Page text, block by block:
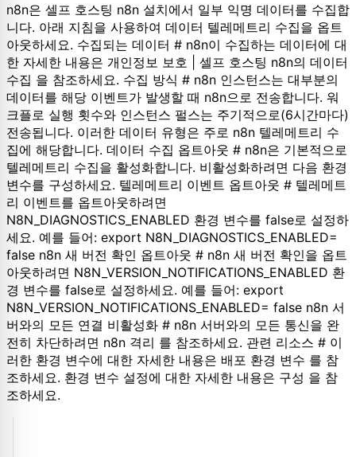
n8n은 셀프 호스팅 n8n 설치에서 일부 익명 데이터를 수집합
니다. 아래 지침을 사용하여 데이터 텔레메트리 수집을 옵트
아웃하세요. 수집되는 데이터 # n8n이 수집하는 데이터에 대
한 자세한 내용은 개인정보 보호 | 셀프 호스팅 n8n의 데이터
수집 을 참조하세요. 수집 방식 # n8n 인스턴스는 대부분의
데이터를 해당 이벤트가 발생할 때 n8n으로 전송합니다. 워
크플로 실행 횟수와 인스턴스 펄스는 주기적으로(6시간마다)
전송됩니다. 이러한 데이터 유형은 주로 n8n 텔레메트리 수
집에 해당합니다. 데이터 수집 옵트아웃 # n8n은 기본적으로
텔레메트리 수집을 활성화합니다. 비활성화하려면 다음 환경
변수를 구성하세요. 텔레메트리 이벤트 옵트아웃 # 텔레메트
리 이벤트를 옵트아웃하려면
N8N_DIAGNOSTICS_ENABLED 환경 변수를 false로 설정하
세요. 예를 들어: export N8N_DIAGNOSTICS_ENABLED=
false n8n 새 버전 확인 옵트아웃 # n8n 새 버전 확인을 옵트
아웃하려면 N8N_VERSION_NOTIFICATIONS_ENABLED 환
경 변수를 false로 설정하세요. 예를 들어: export
N8N_VERSION_NOTIFICATIONS_ENABLED= false n8n 서
버와의 모든 연결 비활성화 # n8n 서버와의 모든 통신을 완
전히 차단하려면 n8n 격리 를 참조하세요. 관련 리소스 # 이
러한 환경 변수에 대한 자세한 내용은 배포 환경 변수 를 참
조하세요. 환경 변수 설정에 대한 자세한 내용은 구성 을 참
조하세요.